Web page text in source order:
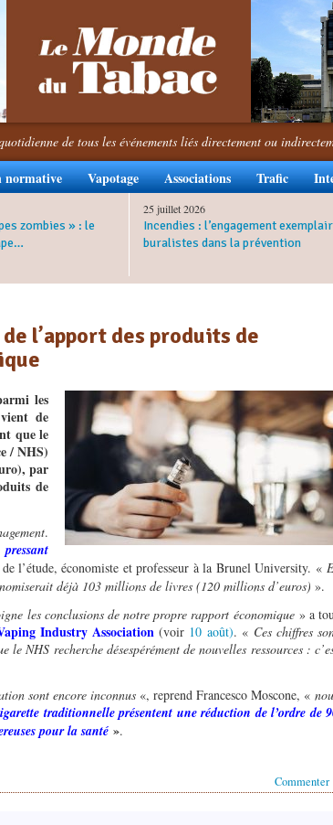
de tous les événements liés directement ou
normative Vapotage Associations Trafic
zombies » : le
25 juillet 2026
Incendies : l’engagement
buralistes dans la prévention
l’apport des produits de
les
de
que le
/ NHS)
par
de
.
l’étude, économiste et professeur à la Brunel University. «
déjà 103 millions de livres (120 millions d’euros) ».
les conclusions de notre propre rapport économique» a
Industry Association(voir 10 août). « Ces chiffres
NHS recherche désespérément de nouvelles ressources :
sont encore inconnus«, reprend Francesco Moscone, «
traditionnelle présentent une réduction de l’ordre de
pour la santé ».
Commenter